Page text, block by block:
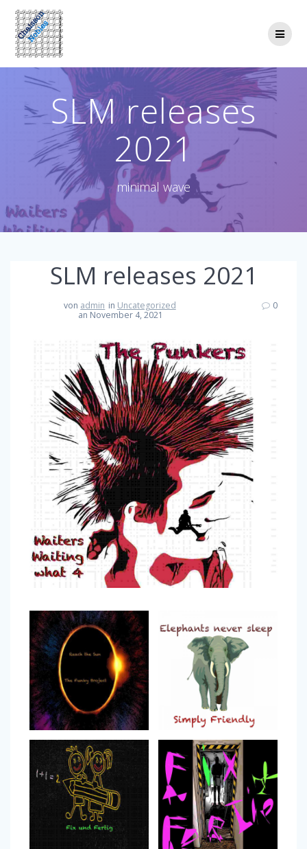
SLM releases
2021
minimal wave
SLM releases 2021
von admin in Uncategorized
an November 4, 2021
0